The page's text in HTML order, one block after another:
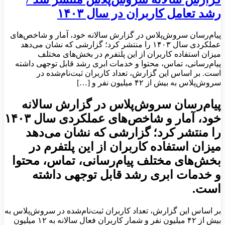
رشد تعامل کاربران در سال ۱۴۰۳
پیام‌رسان سروش‌پلاس در گزارش سالانه خود، آمار و شاخص‌های
عملکردی سال ۱۴۰۳ را منتشر کرد؛ گزارشی که نشان می‌دهد
میزان استفاده کاربران از این پلتفرم در بخش‌های مختلف
پیام‌رسانی، تماس، محتوا و خدمات ابری رشد قابل توجهی داشته
است. بر اساس این گزارش، تعداد کاربران ثبت‌نام‌شده در
سروش‌پلاس به بیش از ۴۲ میلیون نفر و […]
پیام‌رسان سروش‌پلاس در گزارش سالانه
خود، آمار و شاخص‌های عملکردی سال ۱۴۰۳
را منتشر کرد؛ گزارشی که نشان می‌دهد
میزان استفاده کاربران از این پلتفرم در
بخش‌های مختلف پیام‌رسانی، تماس، محتوا
و خدمات ابری رشد قابل توجهی داشته
است.
بر اساس این گزارش، تعداد کاربران ثبت‌نام‌شده در سروش‌پلاس به
بیش از ۴۲ میلیون نفر و شمار کاربران فعال سالانه به ۱۲ میلیون